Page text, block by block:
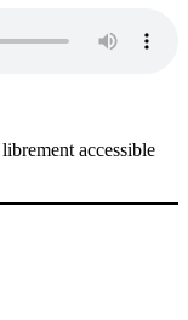
accessible